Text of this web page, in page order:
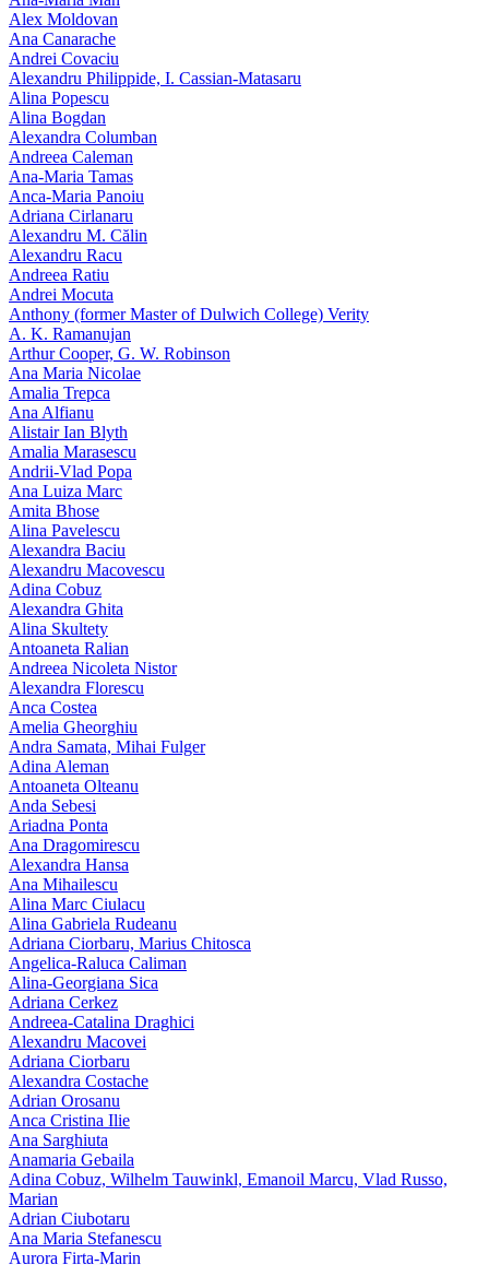
Alex Moldovan
Ana Canarache
Andrei Covaciu
Alexandru Philippide, I. Cassian‑Matasaru
Alina Popescu
Alina Bogdan
Alexandra Columban
Andreea Caleman
Ana-Maria Tamas
Anca-Maria Panoiu
Adriana Cirlanaru
Alexandru M. Călin
Alexandru Racu
Andreea Ratiu
Andrei Mocuta
Anthony (former Master of Dulwich College) Verity
A. K. Ramanujan
Arthur Cooper, G. W. Robinson
Ana Maria Nicolae
Amalia Trepca
Ana Alfianu
Alistair Ian Blyth
Amalia Marasescu
Andrii-Vlad Popa
Ana Luiza Marc
Amita Bhose
Alina Pavelescu
Alexandra Baciu
Alexandru Macovescu
Adina Cobuz
Alexandra Ghita
Alina Skultety
Antoaneta Ralian
Andreea Nicoleta Nistor
Alexandra Florescu
Anca Costea
Amelia Gheorghiu
Andra Samata, Mihai Fulger
Adina Aleman
Antoaneta Olteanu
Anda Sebesi
Ariadna Ponta
Ana Dragomirescu
Alexandra Hansa
Ana Mihailescu
Alina Marc Ciulacu
Alina Gabriela Rudeanu
Adriana Ciorbaru, Marius Chitosca
Angelica-Raluca Caliman
Alina-Georgiana Sica
Adriana Cerkez
Andreea-Catalina Draghici
Alexandru Macovei
Adriana Ciorbaru
Alexandra Costache
Adrian Orosanu
Anca Cristina Ilie
Ana Sarghiuta
Anamaria Gebaila
Adina Cobuz, Wilhelm Tauwinkl, Emanoil Marcu, Vlad Russo,
Marian
Adrian Ciubotaru
Ana Maria Stefanescu
Aurora Firta-Marin